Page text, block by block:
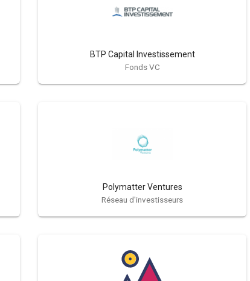
BTP Capital Investissement
Fonds VC
Polymatter Ventures
Réseau d'investisseurs